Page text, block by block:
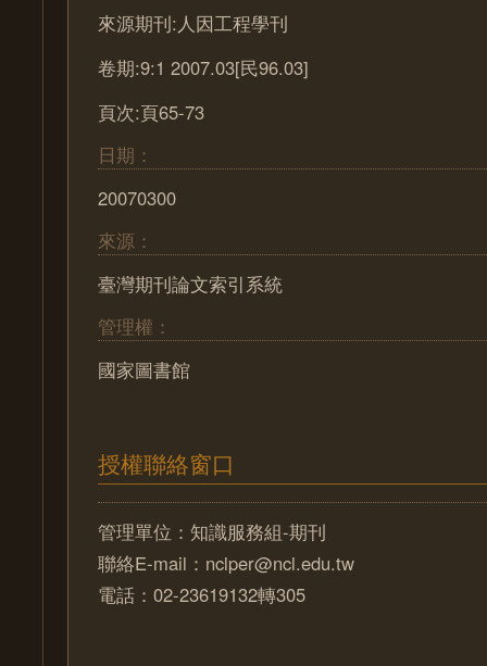
來源期刊:人因工程學刊
卷期:9:1 2007.03[民96.03]
頁次:頁65-73
日期：
20070300
來源：
臺灣期刊論文索引系統
管理權：
國家圖書館
授權聯絡窗口
管理單位：知識服務組-期刊
聯絡E-mail：nclper@ncl.edu.tw
電話：02-23619132轉305